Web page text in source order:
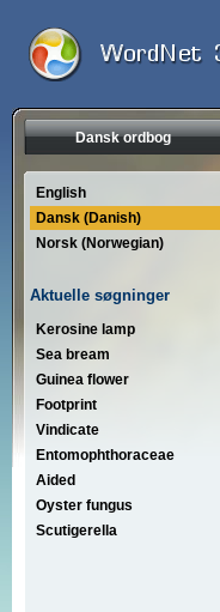
Dansk ordbog
English
Dansk (Danish)
Norsk (Norwegian)
Aktuelle søgninger
Kerosine lamp
Sea bream
Guinea flower
Footprint
Vindicate
Entomophthoraceae
Aided
Oyster fungus
Scutigerella